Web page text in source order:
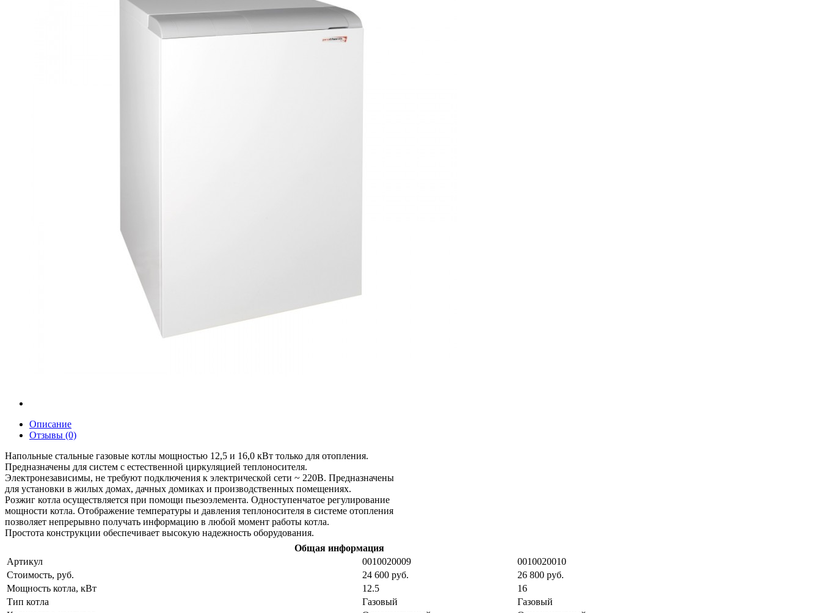
Описание
Отзывы (0)
Напольные стальные газовые котлы мощностью 12,5 и 16,0 кВт только для отопления.
Предназначены для систем с естественной циркуляцией теплоносителя.
Электронезависимы, не требуют подключения к электрической сети ~ 220В. Предназначены
для установки в жилых домах, дачных домиках и производственных помещениях.
Розжиг котла осуществляется при помощи пьезоэлемента. Одноступенчатое регулирование
мощности котла. Отображение температуры и давления теплоносителя в системе отопления
позволяет непрерывно получать информацию в любой момент работы котла.
Простота конструкции обеспечивает высокую надежность оборудования.
Общая информация
Артикул
0010020009
0010020010
Стоимость, руб.
24 600 руб.
26 800 руб.
Мощность котла, кВт
12.5
16
Тип котла
Газовый
Газовый